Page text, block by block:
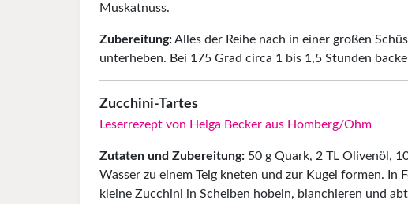
Muskatnuss.
Zubereitung:Alles der Reihe nach in einer großen
unterheben. Bei 175 Grad circa 1 bis 1,5 Stunden
Zucchini-Tartes
Leserrezept von Helga Becker aus Homberg/Ohm
Zutaten und Zubereitung: 50 g Quark, 2 TL Olivenöl,
Wasser zu einem Teig kneten und zur Kugel formen. In
kleine Zucchini in Scheiben hobeln, blanchieren und